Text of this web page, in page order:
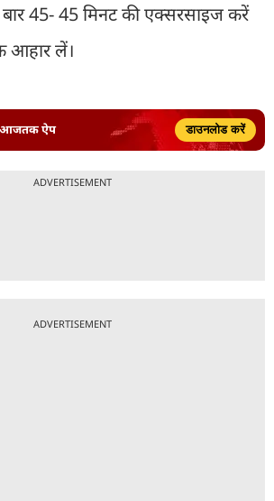
45- 45 मिनट की एक्सरसाइज करें
आहार लें।
आजतक ऐप डाउनलोड करें
ADVERTISEMENT
ADVERTISEMENT